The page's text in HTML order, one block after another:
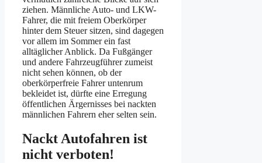
ziehen. Männliche Auto- und LKW-
Fahrer, die mit freiem Oberkörper
hinter dem Steuer sitzen, sind dagegen
vor allem im Sommer ein fast
alltäglicher Anblick. Da Fußgänger
und andere Fahrzeugführer zumeist
nicht sehen können, ob der
oberkörperfreie Fahrer untenrum
bekleidet ist, dürfte eine Erregung
öffentlichen Ärgernisses bei nackten
männlichen Fahrern eher selten sein.
Nackt Autofahren ist
nicht verboten!